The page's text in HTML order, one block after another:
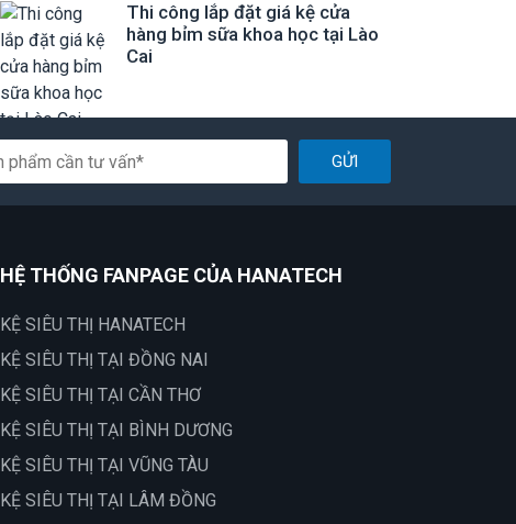
Thi công lắp đặt giá kệ cửa
hàng bỉm sữa khoa học tại Lào
Cai
GỬI
HỆ THỐNG FANPAGE CỦA HANATECH
KỆ SIÊU THỊ HANATECH
KỆ SIÊU THỊ TẠI ĐỒNG NAI
KỆ SIÊU THỊ TẠI CẦN THƠ
KỆ SIÊU THỊ TẠI BÌNH DƯƠNG
KỆ SIÊU THỊ TẠI VŨNG TÀU
KỆ SIÊU THỊ TẠI LÂM ĐỒNG